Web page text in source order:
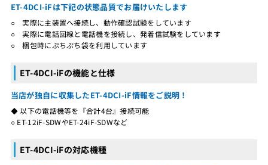
ET-4DCI-iFは下記の状態品質でお届けいたします
○ 実際に主装置へ接続し、動作確認試験をしています
○ 実際に電話回線と電話機を接続し、発着信試験をしています
○ 梱包時にぷちぷち袋を利用しています
ET-4DCI-iFの機能と仕様
当店が独自に収集したET-4DCI-iF情報をご説明！
◆ 以下の電話機等を『合計4台』接続可能
○ ET-12iF-SDWやET-24iF-SDWなど
ET-4DCI-iFの対応機種